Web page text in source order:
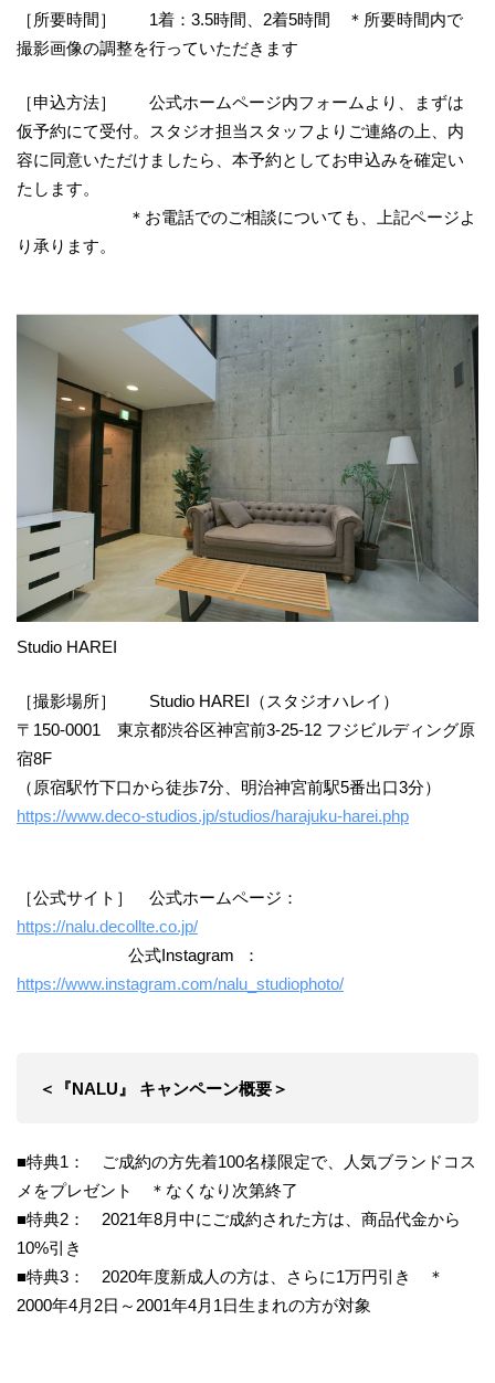
［所要時間］ 1着：3.5時間、2着5時間 ＊所要時間内で
撮影画像の調整を行っていただきます
［申込方法］ 公式ホームページ内フォームより、まずは
仮予約にて受付。スタジオ担当スタッフよりご連絡の上、内
容に同意いただけましたら、本予約としてお申込みを確定い
たします。
＊お電話でのご相談についても、上記ページよ
り承ります。
Studio HAREI
［撮影場所］ Studio HAREI（スタジオハレイ）
〒150-0001 東京都渋谷区神宮前3-25-12 フジビルディング原
宿8F
（原宿駅竹下口から徒歩7分、明治神宮前駅5番出口3分）
https://www.deco-studios.jp/studios/harajuku-harei.php
［公式サイト］ 公式ホームページ：
https://nalu.decollte.co.jp/
公式Instagram ：
https://www.instagram.com/nalu_studiophoto/
＜『NALU』 キャンペーン概要＞
■特典1： ご成約の方先着100名様限定で、人気ブランドコス
メをプレゼント ＊なくなり次第終了
■特典2： 2021年8月中にご成約された方は、商品代金から
10%引き
■特典3： 2020年度新成人の方は、さらに1万円引き ＊
2000年4月2日～2001年4月1日生まれの方が対象